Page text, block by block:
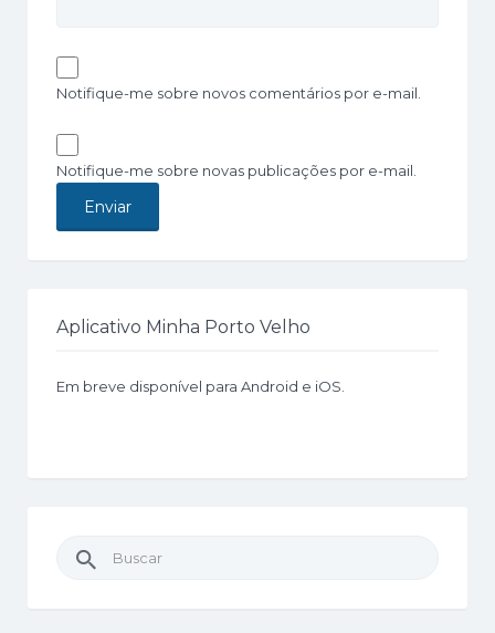
Notifique-me sobre novos comentários por e-mail.
Notifique-me sobre novas publicações por e-mail.
Aplicativo Minha Porto Velho
Em breve disponível para Android e iOS.
Buscar